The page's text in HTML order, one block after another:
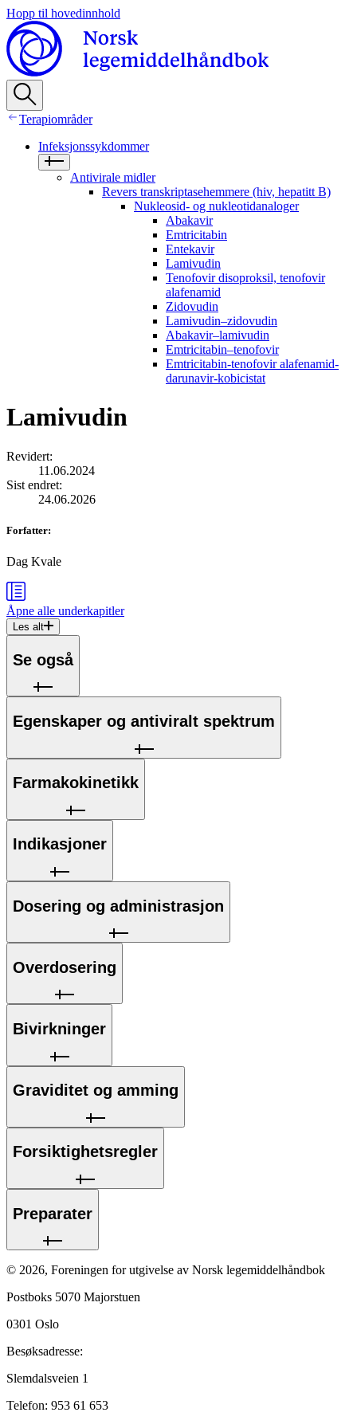
Hopp til hovedinnhold
Terapiområder
Infeksjonssykdommer
Antivirale midler
Revers transkriptasehemmere (hiv, hepatitt B)
Nukleosid- og nukleotidanaloger
Abakavir
Emtricitabin
Entekavir
Lamivudin
Tenofovir disoproksil, tenofovir
alafenamid
Zidovudin
Lamivudin–zidovudin
Abakavir–lamivudin
Emtricitabin–tenofovir
Emtricitabin-tenofovir alafenamid-
darunavir-kobicistat
Lamivudin
Revidert:
11.06.2024
Sist endret:
24.06.2026
Forfatter:
Dag Kvale
Åpne alle underkapitler
Les alt
Se også
Egenskaper og antiviralt spektrum
Farmakokinetikk
Indikasjoner
Dosering og administrasjon
Overdosering
Bivirkninger
Graviditet og amming
Forsiktighetsregler
Preparater
© 2026, Foreningen for utgivelse av Norsk legemiddelhåndbok
Postboks 5070 Majorstuen
0301 Oslo
Besøksadresse:
Slemdalsveien 1
Telefon: 953 61 653